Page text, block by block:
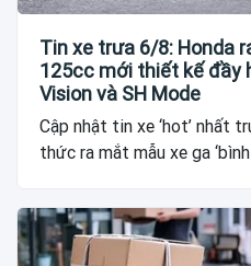
Tin xe trưa 6/8: Honda
125cc mới thiết kế đầy
Vision và SH Mode
Cập nhật tin xe ‘hot’ nhất
thức ra mắt mẫu xe ga ‘bình